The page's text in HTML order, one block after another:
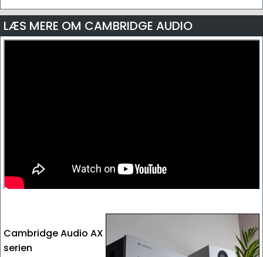
LÆS MERE OM CAMBRIDGE AUDIO
Cambridge Audio AX
serien